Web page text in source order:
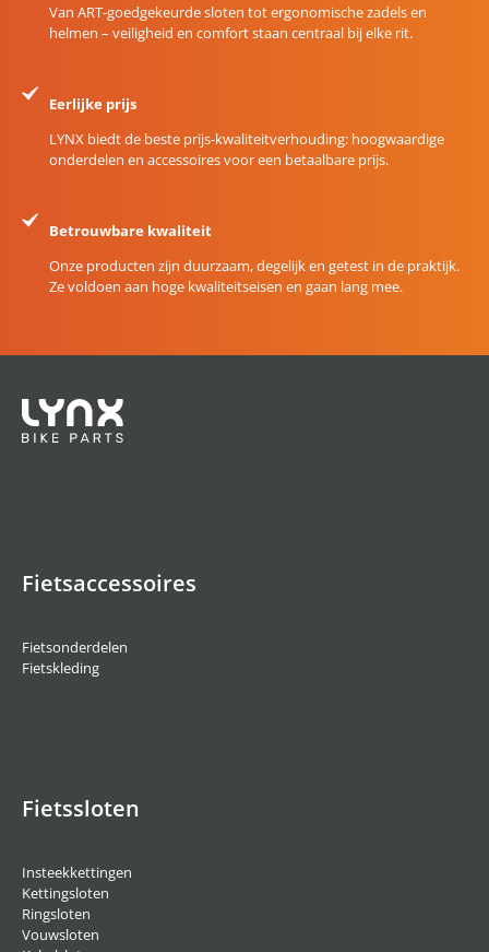
Van ART-goedgekeurde sloten tot ergonomische zadels en
helmen – veiligheid en comfort staan centraal bij elke rit.
Eerlijke prijs
LYNX biedt de beste prijs-kwaliteitverhouding: hoogwaardige
onderdelen en accessoires voor een betaalbare prijs.
Betrouwbare kwaliteit
Onze producten zijn duurzaam, degelijk en getest in de praktijk.
Ze voldoen aan hoge kwaliteitseisen en gaan lang mee.
Fietsaccessoires
Fietsonderdelen
Fietskleding
Fietssloten
Insteekkettingen
Kettingsloten
Ringsloten
Vouwsloten